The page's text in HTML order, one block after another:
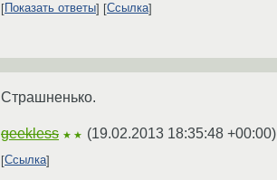
Показать ответы Ссылка
Страшненько.
geekless ★★ (19.02.2013 18:35:48 +00:00)
Ссылка